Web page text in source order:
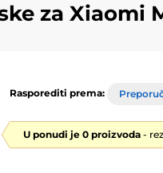
za Xiaomi
Rasporediti prema:
U ponudi je 0 proizvoda -